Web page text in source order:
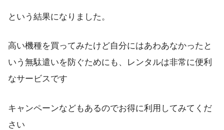
という結果になりました。
高い機種を買ってみたけど自分にはあわあなかったと
いう無駄遣いを防ぐためにも、レンタルは非常に便利
なサービスです
キャンペーンなどもあるのでお得に利用してみてくだ
さい